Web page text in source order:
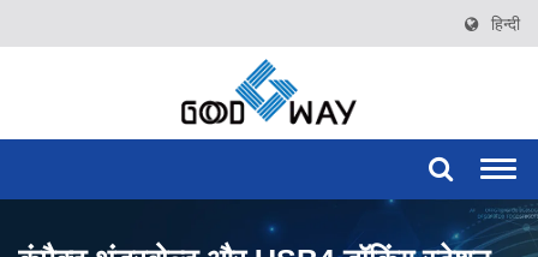
हिन्दी